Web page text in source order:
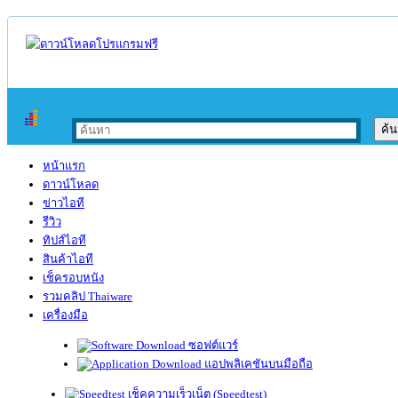
หน้าแรก
ดาวน์โหลด
ข่าวไอที
รีวิว
ทิปส์ไอที
สินค้าไอที
เช็ครอบหนัง
รวมคลิป Thaiware
เครื่องมือ
ซอฟต์แวร์
แอปพลิเคชันบนมือถือ
เช็คความเร็วเน็ต (Speedtest)